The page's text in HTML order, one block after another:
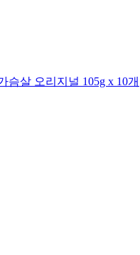
슴살 오리지널 105g x 10개